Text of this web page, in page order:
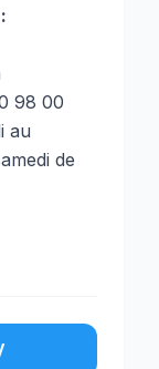
98 00
au
de